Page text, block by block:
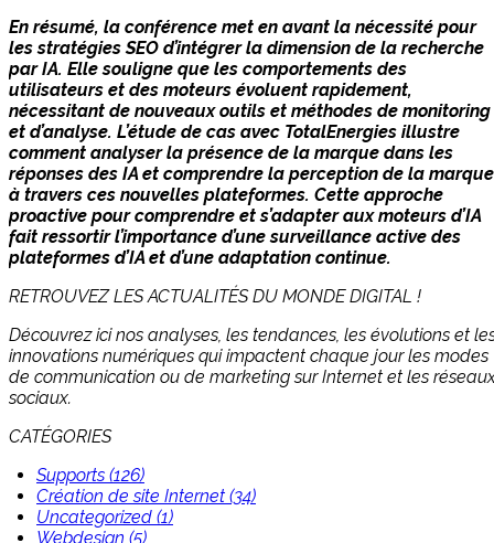
En résumé, la conférence met en avant la nécessité pour
les stratégies SEO d’intégrer la dimension de la recherche
par IA. Elle souligne que les comportements des
utilisateurs et des moteurs évoluent rapidement,
nécessitant de nouveaux outils et méthodes de monitoring
et d’analyse. L’étude de cas avec TotalEnergies illustre
comment analyser la présence de la marque dans les
réponses des IA et comprendre la perception de la marque
à travers ces nouvelles plateformes. Cette approche
proactive pour comprendre et s’adapter aux moteurs d’IA
fait ressortir l’importance d’une surveillance active des
plateformes d’IA et d’une adaptation continue.
RETROUVEZ LES ACTUALITÉS DU MONDE DIGITAL !
Découvrez ici nos analyses, les tendances, les évolutions et
innovations numériques qui impactent chaque jour les modes
de communication ou de marketing sur Internet et les
sociaux.
CATÉGORIES
Supports (126)
Création de site Internet (34)
Uncategorized (1)
Webdesign (5)